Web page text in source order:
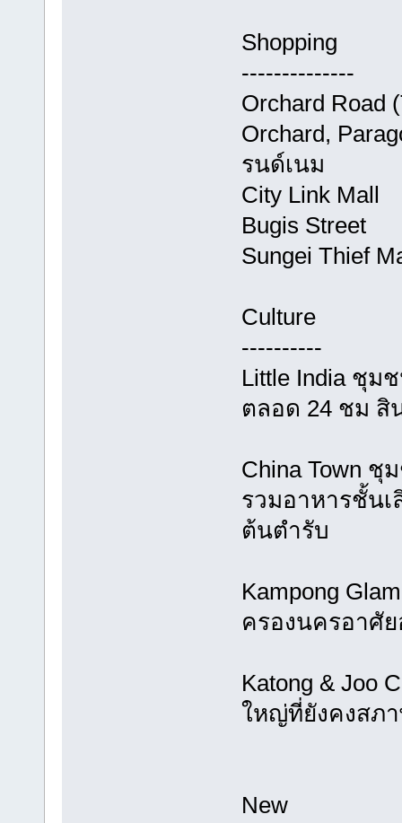
Shopping
--------------
Orchard Road
Orchard,
รนด์เนม
City Link Mall
Bugis Street
Sungei Thief
Culture
----------
Little India ชุม
ตลอด 24 ชม สิ
China Town
รวมอาหารชั้นเ
ต้นตำรับ
Kampong
ครองนครอาศั
Katong & Joo
ใหญ่ที่ยังคงสภา
New